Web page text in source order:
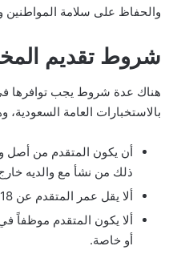
والحفاظ على سلامة المواطنين
شروط تقديم
هناك عدة شروط يجب توافرها
بالاستخبارات العامة السعودية،
أن يكون المتقدم من
ذلك من نشأ مع والديه خارج
ألا يقل عمر المتقدم عن 18 عاماً ولا يزيد عن 30 عاماً.
ألا يكون المتقدم موظفاً
أو خاصة.